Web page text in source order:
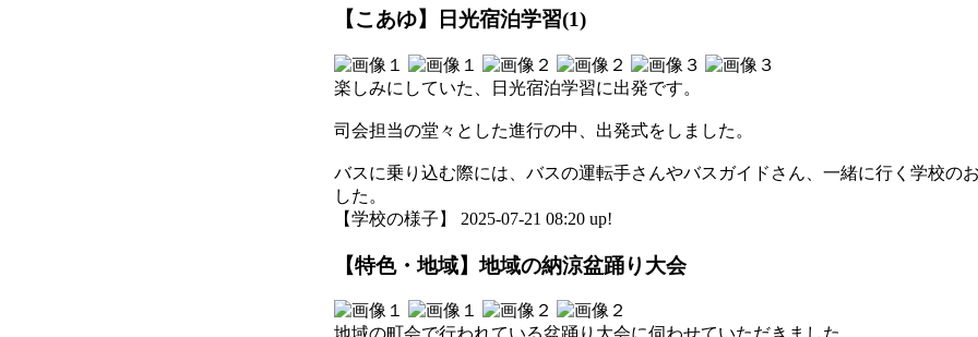
【こあゆ】日光宿泊学習(1)
楽しみにしていた、日光宿泊学習に出発です。
司会担当の堂々とした進行の中、出発式をしました。
バスに乗り込む際には、バスの運転手さんやバスガイドさん、一緒に行く学校の
した。
【学校の様子】 2025-07-21 08:20 up!
【特色・地域】地域の納涼盆踊り大会